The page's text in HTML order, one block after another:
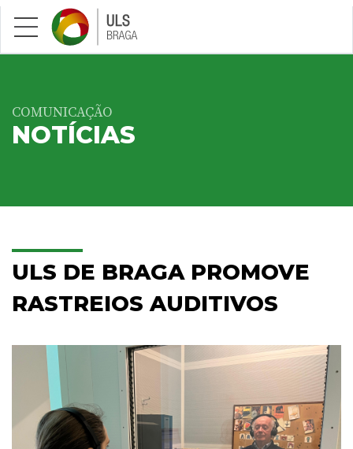
Saltar para conteúdo principal
COMUNICAÇÃO
NOTÍCIAS
ULS DE BRAGA PROMOVE
RASTREIOS AUDITIVOS